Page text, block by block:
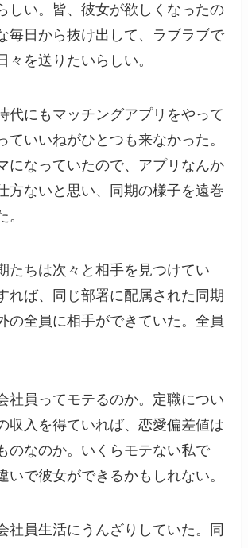
しい。皆、彼女が欲しくなったの
毎日から抜け出して、ラブラブで
々を送りたいらしい。
代にもマッチングアプリをやって
ていいねがひとつも来なかった。
になっていたので、アプリなんか
方ないと思い、同期の様子を遠巻
。
たちは次々と相手を見つけてい
れば、同じ部署に配属された同期
の全員に相手ができていた。全員
社員ってモテるのか。定職につい
収入を得ていれば、恋愛偏差値は
のなのか。いくらモテない私で
いで彼女ができるかもしれない。
社員生活にうんざりしていた。同